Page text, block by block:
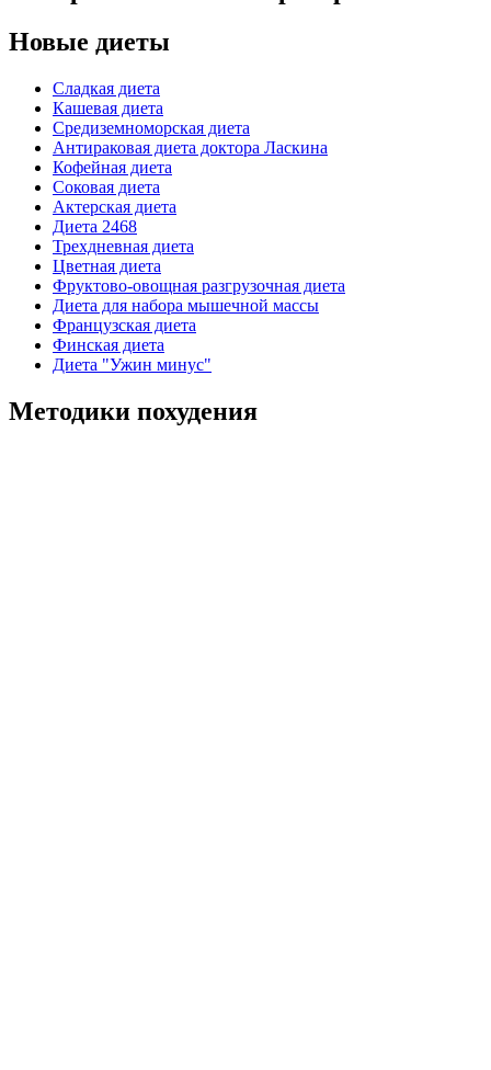
Новые диеты
Сладкая диета
Кашевая диета
Средиземноморская диета
Антираковая диета доктора Ласкина
Кофейная диета
Соковая диета
Актерская диета
Диета 2468
Трехдневная диета
Цветная диета
Фруктово-овощная разгрузочная диета
Диета для набора мышечной массы
Французская диета
Финская диета
Диета "Ужин минус"
Методики похудения